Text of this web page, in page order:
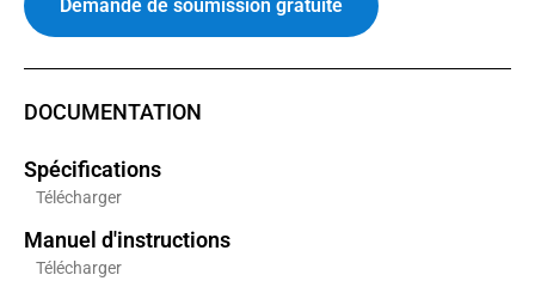
Demande de soumission gratuite
DOCUMENTATION
Spécifications
Télécharger
Manuel d'instructions
Télécharger